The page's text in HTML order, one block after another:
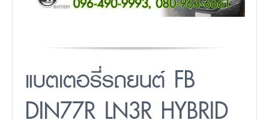
แบตเตอรี่รถยนต์ FB
DIN77R LN3R HYBRID